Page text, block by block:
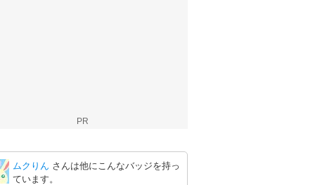
PR
ムクりん さんは他にこんなバッジを持っ
ています。